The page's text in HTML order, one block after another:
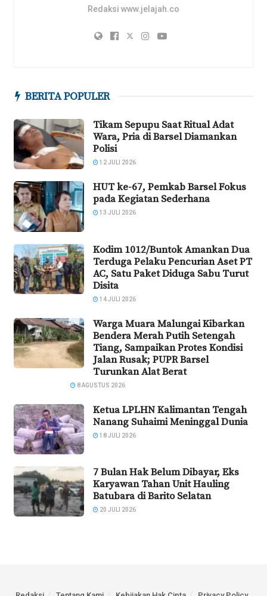
Redaksi www.jelajah.co
BERITA POPULER
Tikam Sepupu Saat Ritual Adat
Wara, Pria di Barsel Diamankan
Polisi
12 JULI 2026
HUT ke-67, Pemkab Barsel Fokus
pada Kegiatan Sederhana
13 JULI 2026
Kodim 1012/Buntok Amankan Dua
Terduga Pelaku Pencurian Aset PT
AC, Satu Paket Diduga Sabu Turut
Disita
14 JULI 2026
Warga Muara Malungai Kibarkan
Bendera Merah Putih Setengah
Tiang, Sampaikan Protes Kondisi
Jalan Rusak; PUPR Barsel
Turunkan Alat Berat
8 AGUSTUS 2026
Ketua LPLHN Kalimantan Tengah
Nanang Suhaimi Meninggal Dunia
18 JULI 2026
7 Bulan Hak Belum Dibayar, Eks
Karyawan Tahan Unit Hauling
Batubara di Barito Selatan
20 JULI 2026